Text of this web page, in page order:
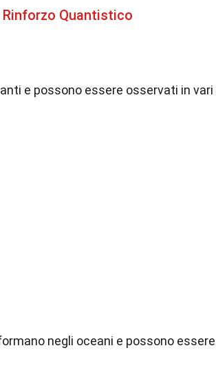
Quantistico
e possono essere osservati in vari
negli oceani e possono essere